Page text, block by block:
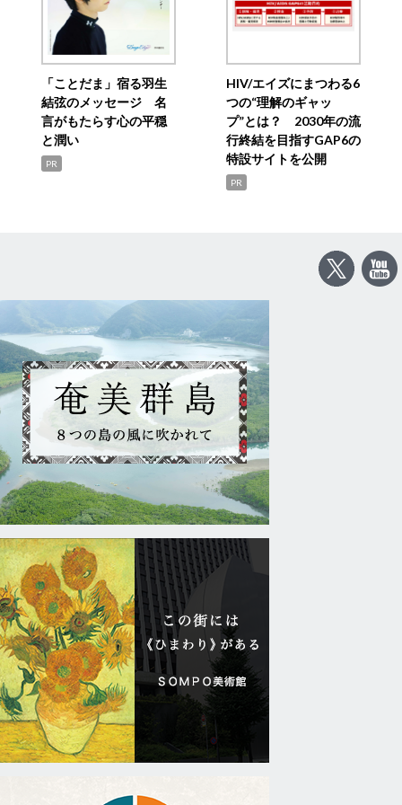
「ことだま」宿る羽生
結弦のメッセージ 名
言がもたらす心の平穏
と潤い
PR
HIV/エイズにまつわる6
つの“理解のギャッ
プ”とは？ 2030年の流
行終結を目指すGAP6の
特設サイトを公開
PR